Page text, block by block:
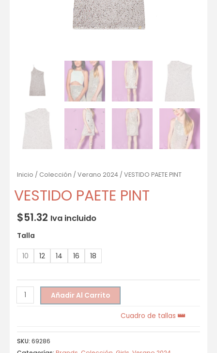
Inicio / Colección / Verano 2024 / VESTIDO PAETE PINT
VESTIDO PAETE PINT
$51.32 Iva incluido
Talla
10 12 14 16 18
Añadir Al Carrito
Cuadro de tallas
SKU: 69286